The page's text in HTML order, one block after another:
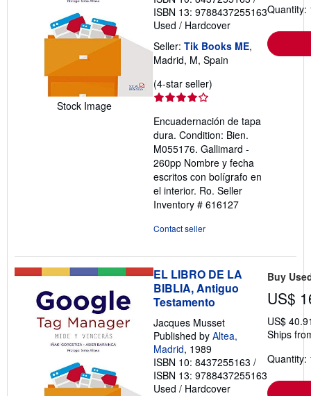
Stock Image
ISBN 13: 9788437255163
Used / Hardcover
Seller: Tik Books ME,
Madrid, M, Spain
(4-star seller)
out
of
5
stars
Encuadernación de tapa
dura. Condition: Bien.
M055176. Gallimard -
260pp Nombre y fecha
escritos con bolígrafo en
el interior. Ro. Seller
Inventory # 616127
Contact seller
Quantity:
EL LIBRO DE LA
BIBLIA, Antiguo
Testamento
Jacques Musset
Published by Altea,
Madrid, 1989
ISBN 10: 8437255163 /
ISBN 13: 9788437255163
Used / Hardcover
Buy
US$
US$
Ships
Quantity: